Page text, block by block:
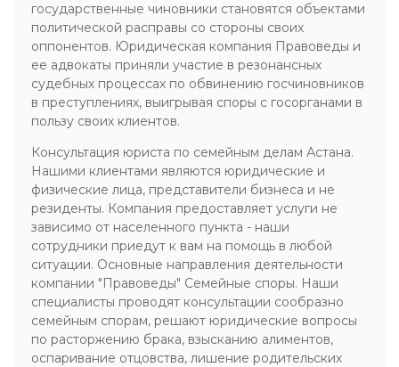
государственные чиновники становятся объектами
политической расправы со стороны своих
оппонентов. Юридическая компания Правоведы и
ее адвокаты приняли участие в резонансных
судебных процессах по обвинению госчиновников
в преступлениях, выигрывая споры с госорганами в
пользу своих клиентов.
Консультация юриста по семейным делам Астана.
Нашими клиентами являются юридические и
физические лица, представители бизнеса и не
резиденты. Компания предоставляет услуги не
зависимо от населенного пункта - наши
сотрудники приедут к вам на помощь в любой
ситуации. Основные направления деятельности
компании "Правоведы" Семейные споры. Наши
специалисты проводят консультации сообразно
семейным спорам, решают юридические вопросы
по расторжению брака, взысканию алиментов,
оспаривание отцовства, лишение родительских